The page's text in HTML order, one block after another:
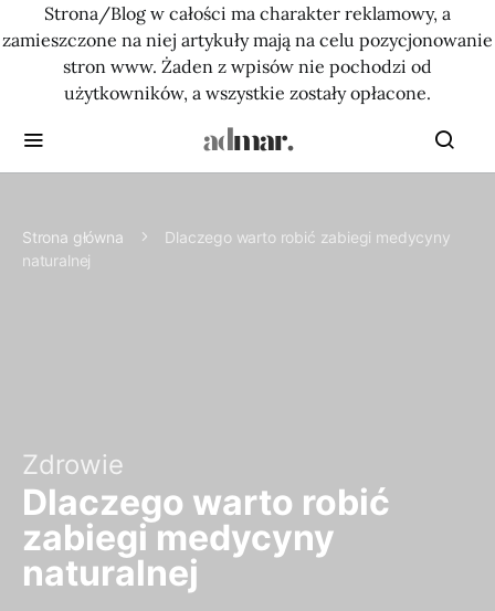
Strona/Blog w całości ma charakter reklamowy, a
zamieszczone na niej artykuły mają na celu pozycjonowanie
stron www. Żaden z wpisów nie pochodzi od
użytkowników, a wszystkie zostały opłacone.
Strona główna
Dlaczego warto robić zabiegi medycyny
naturalnej
Zdrowie
Dlaczego warto robić
zabiegi medycyny
naturalnej